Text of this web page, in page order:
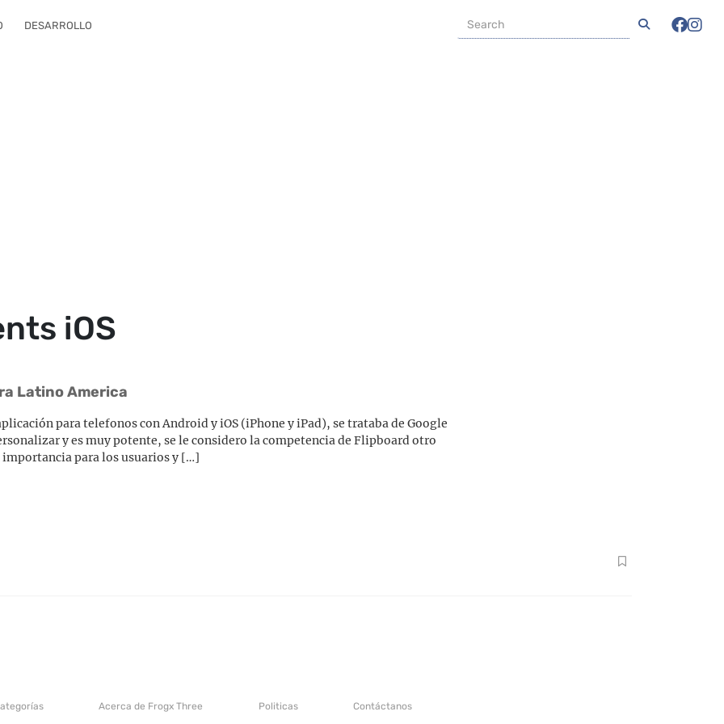
DESARROLLO
iOS
Latino America
para telefonos con Android y iOS (iPhone y iPad), se trataba de Google
y es muy potente, se le considero la competencia de Flipboard otro
importancia para los usuarios y […]
Acerca de Frogx Three Politicas Contáctanos